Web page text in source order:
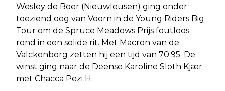
Wesley de Boer (Nieuwleusen) ging onder
toeziend oog van Voorn in de Young Riders Big
Tour om de Spruce Meadows Prijs foutloos
rond in een solide rit. Met Macron van de
Valckenborg zetten hij een tijd van 70.95. De
winst ging naar de Deense Karoline Sloth Kjær
met Chacca Pezi H.